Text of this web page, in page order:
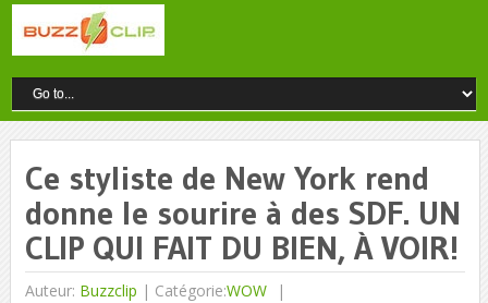
Ce styliste de New York rend
donne le sourire à des SDF. UN
CLIP QUI FAIT DU BIEN, À VOIR!
Auteur: Buzzclip | Catégorie:WOW